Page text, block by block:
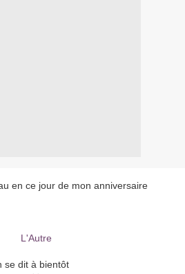
en ce jour de mon anniversaire
se dit à bientôt